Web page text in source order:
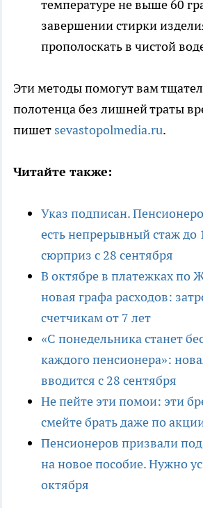
температуре не выше 60
завершении стирки
прополоскать в чистой
Эти методы помогут вам
полотенца без лишней траты
пишет sevastopolmedia.ru.
Читайте также:
Указ подписан.
есть непрерывный стаж до
сюрприз с 28 сентября
В октябре в платежках по
новая графа расходов:
счетчикам от 7 лет
«С понедельника станет
каждого пенсионера»:
вводится с 28 сентября
Не пейте эти помои: эти
смейте брать даже по
Пенсионеров призвали
на новое пособие. Нужно
октября